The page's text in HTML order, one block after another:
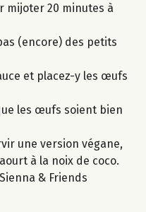
mijoter 20 minutes à
(encore) des petits
et placez-y les œufs
les œufs soient bien
une version végane,
à la noix de coco.
& Friends